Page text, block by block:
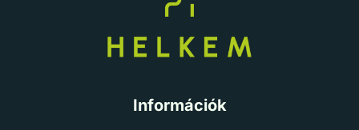
Információk